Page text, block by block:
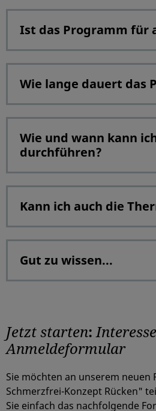
Ist das Programm für
Wie lange dauert das
Wie und wann kann
durchführen?
Kann ich auch die
Gut zu wissen...
Jetzt starten:
Anmeldeformular
Sie möchten an unserem
Schmerzfrei-Konzept Rücken"
Sie einfach das nachfolgende